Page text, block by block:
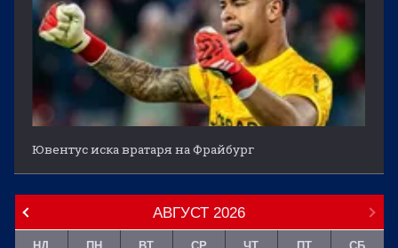
Ювентус иска вратаря на Фрайбург
АВГУСТ 2026